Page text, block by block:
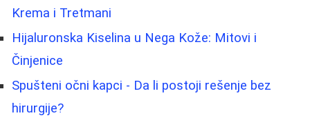
Krema i Tretmani
Hijaluronska Kiselina u Nega Kože: Mitovi i
Činjenice
Spušteni očni kapci - Da li postoji rešenje bez
hirurgije?